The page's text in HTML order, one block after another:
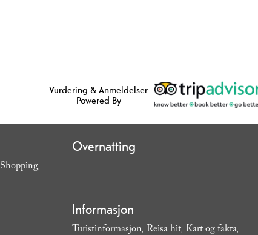
Vurdering & Anmeldelser
Powered By
Shopping,
Overnatting
Informasjon
Turistinformasjon, Reisa hit, Kart og fakta,